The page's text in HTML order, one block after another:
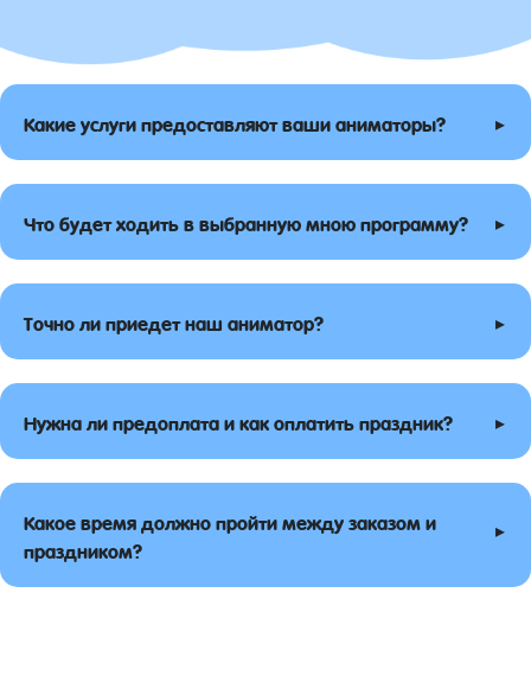
Какие услуги предоставляют ваши аниматоры? ▸
Что будет ходить в выбранную мною программу? ▸
Точно ли приедет наш аниматор? ▸
Нужна ли предоплата и как оплатить праздник? ▸
Какое время должно пройти между заказом и
праздником?
▸